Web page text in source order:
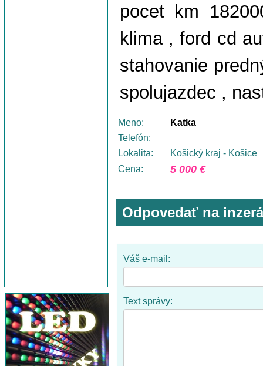
pocet km
klima , ford cd
stahovanie
spolujazdec ,
Meno:
Katka
Telefón:
Lokalita:
Košický kraj - Košice
Cena:
5 000 €
Odpovedať na
Váš e-mail:
Text správy: